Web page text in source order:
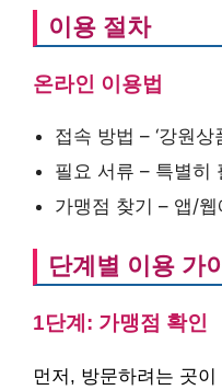
이용 절차
온라인 이용법
접속 방법 – ‘강원
필요 서류 – 특별히
가맹점 찾기 – 앱/
단계별 이용 가
1단계: 가맹점 확인
먼저, 방문하려는 곳